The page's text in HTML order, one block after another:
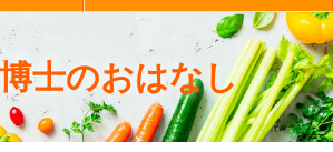
士のおはなし